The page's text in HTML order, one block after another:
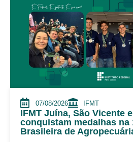
07/08/2026 IFMT
IFMT Juína, São Vicente
conquistam medalhas na
Brasileira de